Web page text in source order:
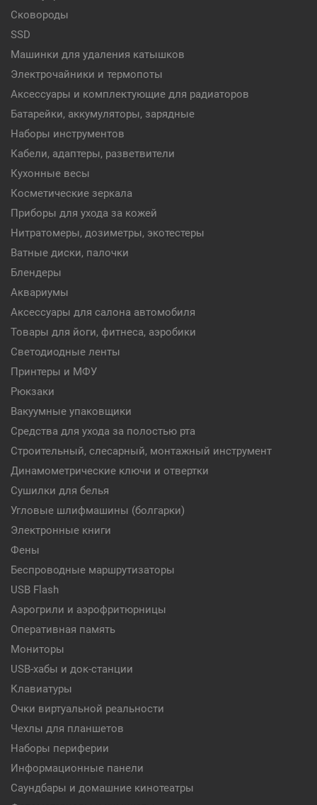
Сковороды
SSD
Машинки для удаления катышков
Электрочайники и термопоты
Аксессуары и комплектующие для радиаторов
Батарейки, аккумуляторы, зарядные
Наборы инструментов
Кабели, адаптеры, разветвители
Кухонные весы
Косметические зеркала
Приборы для ухода за кожей
Нитратомеры, дозиметры, экотестеры
Ватные диски, палочки
Блендеры
Аквариумы
Аксессуары для салона автомобиля
Товары для йоги, фитнеса, аэробики
Светодиодные ленты
Принтеры и МФУ
Рюкзаки
Вакуумные упаковщики
Средства для ухода за полостью рта
Строительный, слесарный, монтажный инструмент
Динамометрические ключи и отвертки
Сушилки для белья
Угловые шлифмашины (болгарки)
Электронные книги
Фены
Беспроводные маршрутизаторы
USB Flash
Аэрогрили и аэрофритюрницы
Оперативная память
Мониторы
USB-хабы и док-станции
Клавиатуры
Очки виртуальной реальности
Чехлы для планшетов
Наборы периферии
Информационные панели
Саундбары и домашние кинотеатры